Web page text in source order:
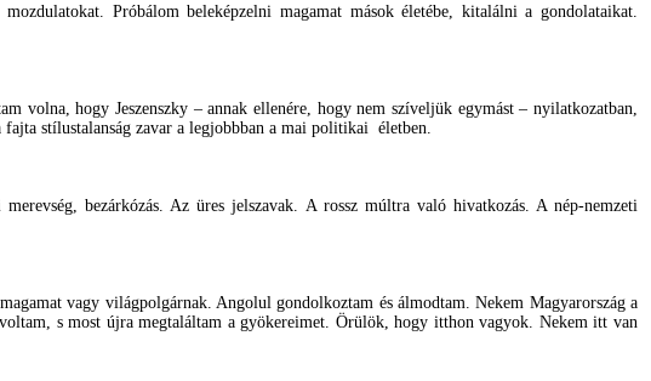
Próbálom beleképzelni magamat mások életébe, kitalálni a gondolataikat.
hogy Jeszenszky – annak ellenére, hogy nem szíveljük egymást – nyilatkozatban,
stílustalanság zavar a legjobbban a mai politikai életben.
bezárkózás. Az üres jelszavak. A rossz múltra való hivatkozás. A nép-nemzeti
vagy világpolgárnak. Angolul gondolkoztam és álmodtam. Nekem Magyarország a
s most újra megtaláltam a gyökereimet. Örülök, hogy itthon vagyok. Nekem itt van